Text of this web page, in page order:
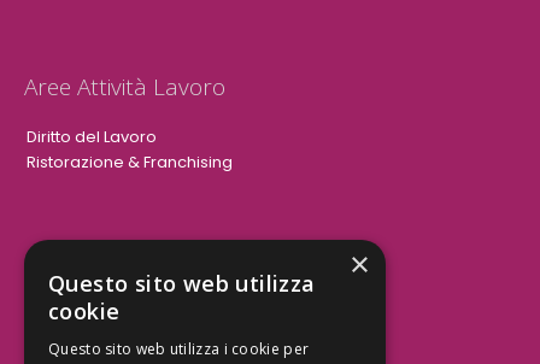
Aree Attività Lavoro
Diritto del Lavoro
Ristorazione & Franchising
Aree Attività Civile
Tutele del Credito
Responsabilità Civile
×
Questo sito web utilizza
cookie
Questo sito web utilizza i cookie per